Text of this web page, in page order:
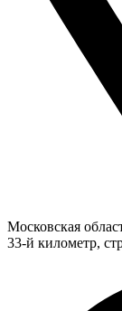
Московская
33-й километр,